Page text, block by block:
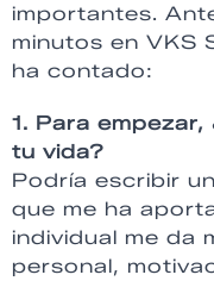
importantes.
minutos en VKS
ha contado:
1. Para
tu vida?
Podría escribir
que me ha
individual me da
personal,